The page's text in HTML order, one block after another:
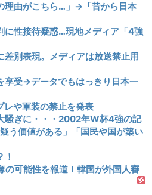
理由がこちら…」→「昔から日本
性接待疑惑…現地メディア「4強
別表現。メディアは放送禁止用
享受→データでもはっきり日本一
レや軍装の禁止を発表
騒ぎに・・・2002年W杯4強の記
う価値がある」「国民や国が築い
の可能性を報道！韓国が外国人審